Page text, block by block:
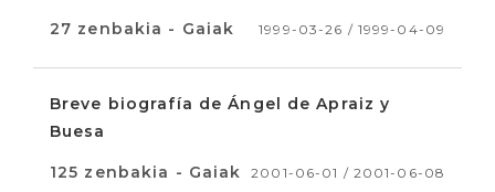
27 zenbakia - Gaiak 1999-03-26 / 1999-04-09
Breve biografía de Ángel de Apraiz y
Buesa
125 zenbakia - Gaiak 2001-06-01 / 2001-06-08